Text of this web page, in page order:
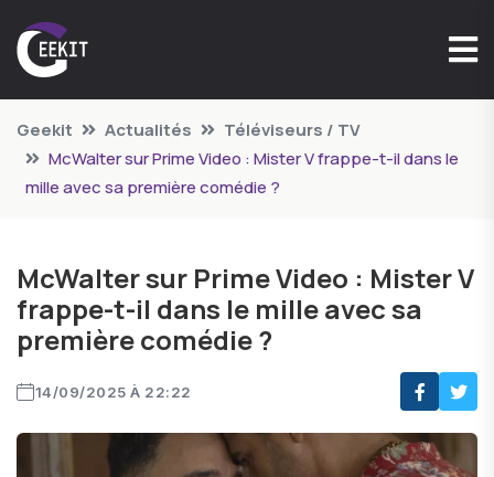
Geekit Actualités
Téléviseurs / TV
McWalter sur Prime Video : Mister V frappe-t-il dans le
mille avec sa première comédie ?
McWalter sur Prime Video : Mister V
frappe-t-il dans le mille avec sa
première comédie ?
14/09/2025 À 22:22